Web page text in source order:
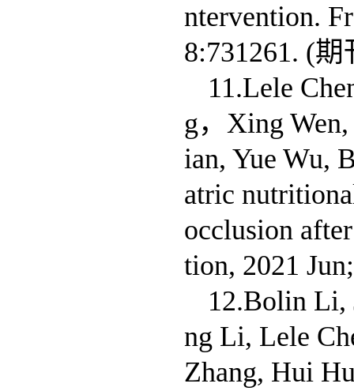
ntervention.
8:731261. (
11.Lele
g，Xing
ian, Yue Wu,
atric
occlusion
tion, 2021
12.Bolin Li,
ng Li, Lele
Zhang, Hui